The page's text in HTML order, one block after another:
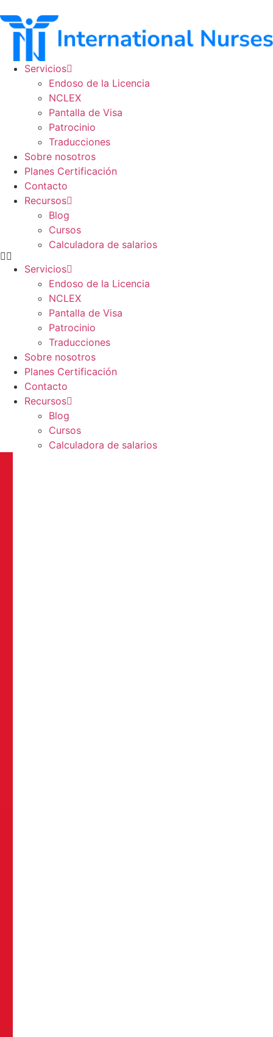
al
contenido
Servicios
Endoso de la Licencia
NCLEX
Pantalla de Visa
Patrocinio
Traducciones
Sobre nosotros
Planes Certificación
Contacto
Recursos
Blog
Cursos
Calculadora de salarios
Servicios
Endoso de la Licencia
NCLEX
Pantalla de Visa
Patrocinio
Traducciones
Sobre nosotros
Planes Certificación
Contacto
Recursos
Blog
Cursos
Calculadora de salarios